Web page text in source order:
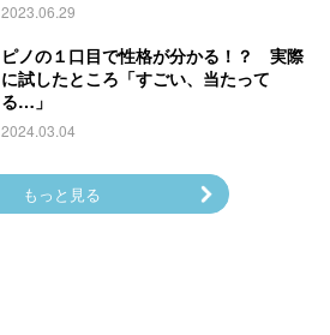
2023.06.29
ピノの１口目で性格が分かる！？ 実際
に試したところ「すごい、当たって
る…」
2024.03.04
もっと見る